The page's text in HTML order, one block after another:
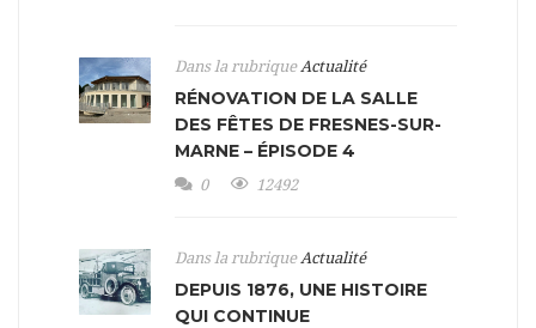
Dans la rubrique Actualité
RÉNOVATION DE LA SALLE
DES FÊTES DE FRESNES-SUR-
MARNE – ÉPISODE 4
0 12492
Dans la rubrique Actualité
DEPUIS 1876, UNE HISTOIRE
QUI CONTINUE